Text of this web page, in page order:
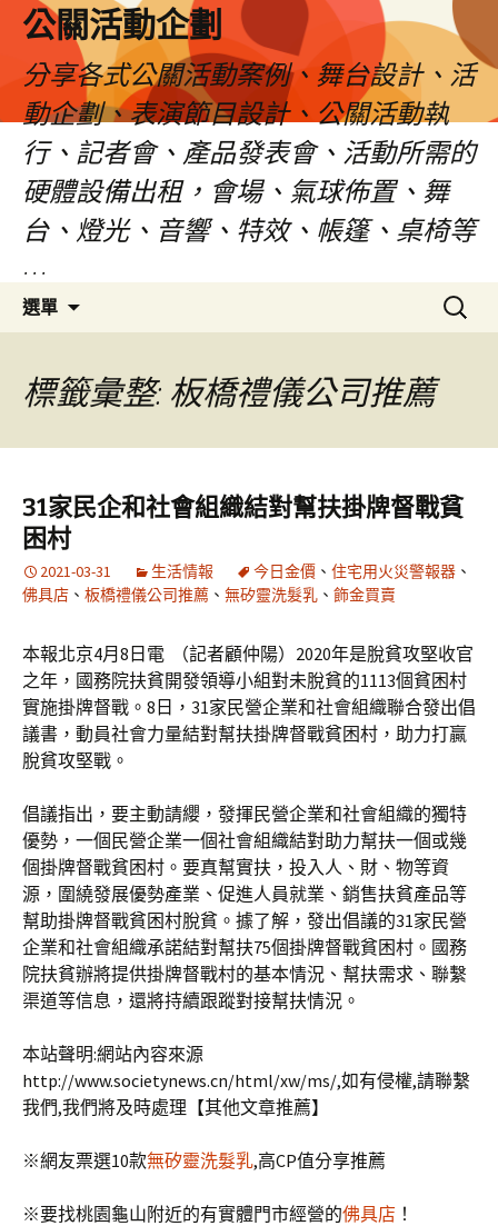
公關活動企劃
分享各式公關活動案例、舞台設計、活
動企劃、表演節目設計、公關活動執
行、記者會、產品發表會、活動所需的
硬體設備出租，會場、氣球佈置、舞
台、燈光、音響、特效、帳篷、桌椅等
…
選單
要
內
搜
尋
鍵
標籤彙整: 板橋禮儀公司推薦
31家民企和社會組織結對幫扶掛牌督戰貧
困村
2021-03-31 生活情報 今日金價 、 住宅用火災警報器 、
佛具店 、 板橋禮儀公司推薦 、 無矽靈洗髮乳 、 飾金買賣
本報北京4月8日電 （記者顧仲陽）2020年是脫貧攻堅收官
之年，國務院扶貧開發領導小組對未脫貧的1113個貧困村
實施掛牌督戰。8日，31家民營企業和社會組織聯合發出倡
議書，動員社會力量結對幫扶掛牌督戰貧困村，助力打贏
脫貧攻堅戰。
倡議指出，要主動請纓，發揮民營企業和社會組織的獨特
優勢，一個民營企業一個社會組織結對助力幫扶一個或幾
個掛牌督戰貧困村。要真幫實扶，投入人、財、物等資
源，圍繞發展優勢產業、促進人員就業、銷售扶貧產品等
幫助掛牌督戰貧困村脫貧。據了解，發出倡議的31家民營
企業和社會組織承諾結對幫扶75個掛牌督戰貧困村。國務
院扶貧辦將提供掛牌督戰村的基本情況、幫扶需求、聯繫
渠道等信息，還將持續跟蹤對接幫扶情況。
本站聲明:網站內容來源
http://www.societynews.cn/html/xw/ms/,如有侵權,請聯繫
我們,我們將及時處理【其他文章推薦】
※網友票選10款無矽靈洗髮乳,高CP值分享推薦
※要找桃園龜山附近的有實體門市經營的佛具店 ！